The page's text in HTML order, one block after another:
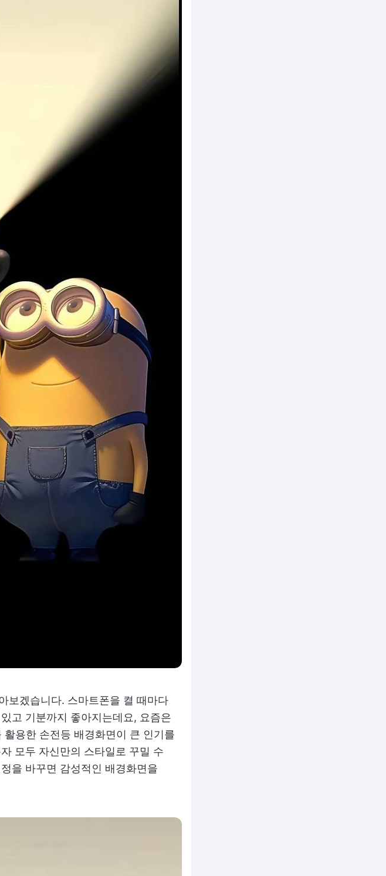
보겠습니다. 스마트폰을 켤 때마다
고 기분까지 좋아지는데요, 요즘은
용한 손전등 배경화면이 큰 인기를
모두 자신만의 스타일로 꾸밀 수
을 바꾸면 감성적인 배경화면을